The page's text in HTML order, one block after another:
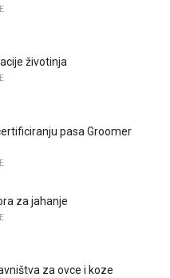
životinja
pasa Groomer
za jahanje
za ovce i koze